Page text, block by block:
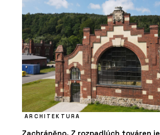
ARCHITEKTURA
Zachráněno. Z rozpadlých továren